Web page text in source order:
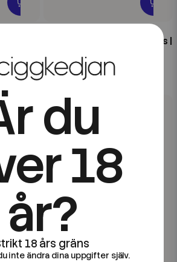
NEX SLT Fruits | Black Citrus |
89 kr
du
18
år?
inte ändra dina uppgifter själv.